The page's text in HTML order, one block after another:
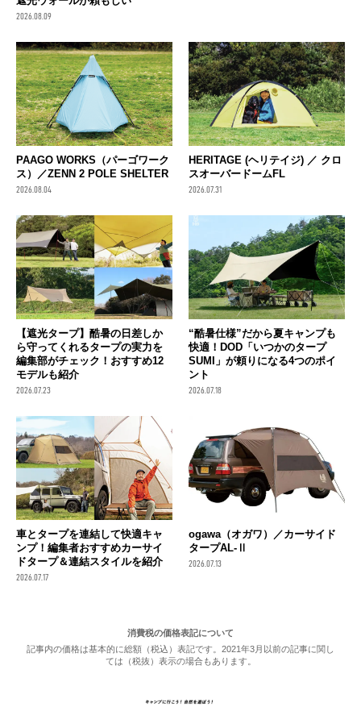
2026.08.09
PAAGO WORKS（パーゴワーク
ス）／ZENN 2 POLE SHELTER
2026.08.04
HERITAGE (ヘリテイジ) ／ クロ
スオーバードームFL
2026.07.31
【遮光タープ】酷暑の日差しか
ら守ってくれるタープの実力を
編集部がチェック！おすすめ12
モデルも紹介
2026.07.23
“酷暑仕様”だから夏キャンプも
快適！DOD「いつかのタープ
SUMI」が頼りになる4つのポイ
ント
2026.07.18
車とタープを連結して快適キャ
ンプ！編集者おすすめカーサイ
ドタープ＆連結スタイルを紹介
2026.07.17
ogawa（オガワ）／カーサイド
タープAL-Ⅱ
2026.07.13
消費税の価格表記について
記事内の価格は基本的に総額（税込）表記です。2021年3月以前の記事に関し
ては（税抜）表示の場合もあります。